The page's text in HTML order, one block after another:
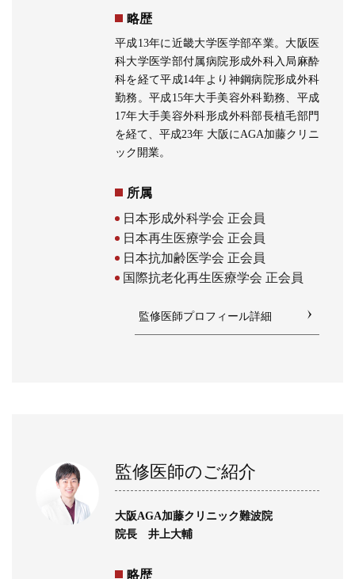
略歴
平成13年に近畿大学医学部卒業。大阪医
科大学医学部付属病院形成外科入局麻酔
科を経て平成14年より神鋼病院形成外科
勤務。平成15年大手美容外科勤務、平成
17年大手美容外科形成外科部長植毛部門
を経て、平成23年 大阪にAGA加藤クリニ
ック開業。
所属
日本形成外科学会 正会員
日本再生医療学会 正会員
日本抗加齢医学会 正会員
国際抗老化再生医療学会 正会員
監修医師プロフィール詳細
監修医師のご紹介
大阪AGA加藤クリニック難波院
院長 井上大輔
略歴